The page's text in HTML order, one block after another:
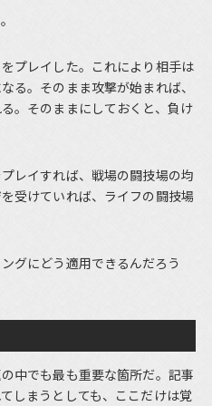
プレイした。これにより相手は
る。そのまま攻撃が始まれば、
。そのままにしておくと、負け
レイすれば、戦場の闘技場の均
受けていれば、ライフの闘技場
グにどう適用できるんだろう
中でも最も重要な箇所だ。記事
しまうとしても、ここだけは覚